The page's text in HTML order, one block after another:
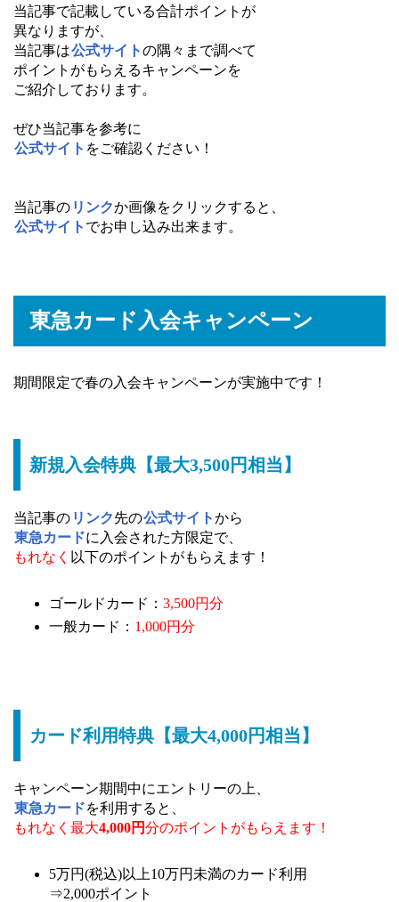
当記事で記載している合計ポイントが
異なりますが、
当記事は公式サイトの隅々まで調べて
ポイントがもらえるキャンペーンを
ご紹介しております。
ぜひ当記事を参考に
公式サイト をご確認ください！
当記事の リンクか画像をクリックすると、
公式サイト でお申し込み出来ます。
東急カード入会キャンペーン
期間限定で春の入会キャンペーンが実施中です！
新規入会特典【最大3,500円相当】
当記事の リンク先の公式サイトから
東急カードに入会された方限定で、
もれなく 以下のポイントがもらえます！
ゴールドカード： 3,500円分
一般カード： 1,000円分
カード利用特典【最大4,000円相当】
キャンペーン期間中にエントリーの上、
東急カードを利用すると、
もれなく最大4,000円分のポイントがもらえます！
5万円(税込)以上10万円未満のカード利用
⇒2,000ポイント